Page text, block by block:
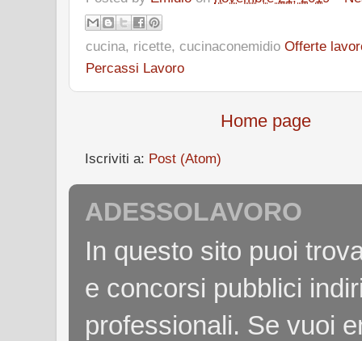
cucina, ricette, cucinaconemidio Offerte
Percassi Lavoro
Home page
Iscriviti a: Post (Atom)
ADESSOLAVORO
In questo sito puoi
e concorsi pubblici
professionali. Se vuoi